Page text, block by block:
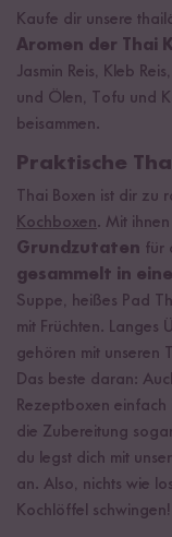
Kaufe dir unsere
Aromen der Thai
Jasmin Reis, Kleb
und Ölen, Tofu und
beisammen.
Praktische
Thai Boxen ist dir zu
Kochboxen. Mit
Grundzutaten für
gesammelt in
Suppe, heißes Pad
mit Früchten. Langes
gehören mit unseren
Das beste daran:
Rezeptboxen
die Zubereitung
du legst dich mit
an. Also, nichts wie
Kochlöffel schwingen!